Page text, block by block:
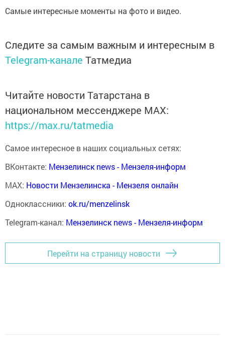
Самые интересные моменты на фото и видео.
Следите за самым важным и интересным в
Telegram-канале Татмедиа
Читайте новости Татарстана в
национальном мессенджере MАХ:
https://max.ru/tatmedia
Самое интересное в наших социальных сетях:
ВКонтакте: Мензелинск news - Мензеля-информ
MAX: Новости Мензелинска - Мензеля онлайн
Одноклассники: ok.ru/menzelinsk
Telegram-канал: Мензелинск news - Мензеля-информ
Перейти на страницу новости